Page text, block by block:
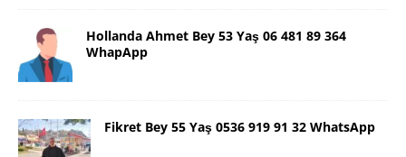
Hollanda Ahmet Bey 53 Yaş 06 481 89 364
WhapApp
Fikret Bey 55 Yaş 0536 919 91 32 WhatsApp